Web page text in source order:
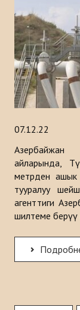
07.12.22
Азербайжан
айларында,
метрден ашык
тууралуу
агенттиги
шилтеме